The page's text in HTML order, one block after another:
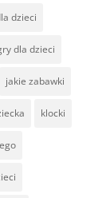
dzieci
dla dzieci
jakie zabawki
klocki